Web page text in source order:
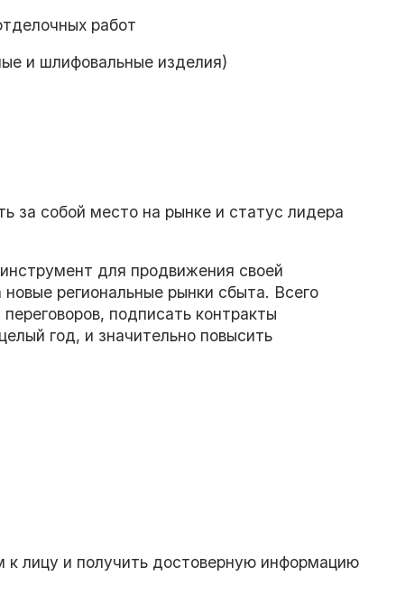
работ
и шлифовальные изделия)
за собой место на рынке и статус лидера
для продвижения своей
региональные рынки сбыта. Всего
подписать контракты
год, и значительно повысить
к лицу и получить достоверную информацию